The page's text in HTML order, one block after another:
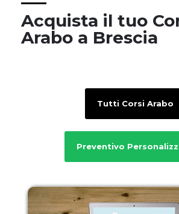
Acquista il tuo
Arabo a Brescia
Tutti Corsi Arabo
Preventivo